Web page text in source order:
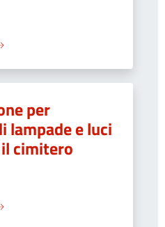
per
lampade e luci
cimitero